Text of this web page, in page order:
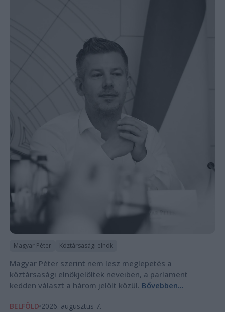
Magyar Péter Köztársasági elnök
Magyar Péter szerint nem lesz meglepetés a
köztársasági elnökjelöltek neveiben, a parlament
kedden választ a három jelölt közül. Bővebben...
BELFÖLD 2026. augusztus 7.